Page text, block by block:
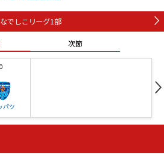
なでしこリーグ1部
次節
パツ
石人の星